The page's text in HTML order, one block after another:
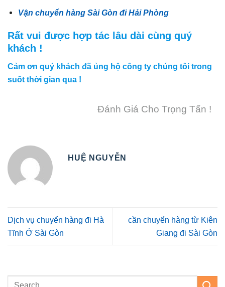
Vận chuyển hàng Sài Gòn đi Hải Phòng
Rất vui được hợp tác lâu dài cùng quý
khách !
Cảm ơn quý khách đã ủng hộ công ty chúng tôi trong
suốt thời gian qua !
Đánh Giá Cho Trọng Tấn !
HUỆ NGUYỄN
Dịch vụ chuyển hàng đi Hà
Tĩnh Ở Sài Gòn
cần chuyển hàng từ Kiên
Giang đi Sài Gòn